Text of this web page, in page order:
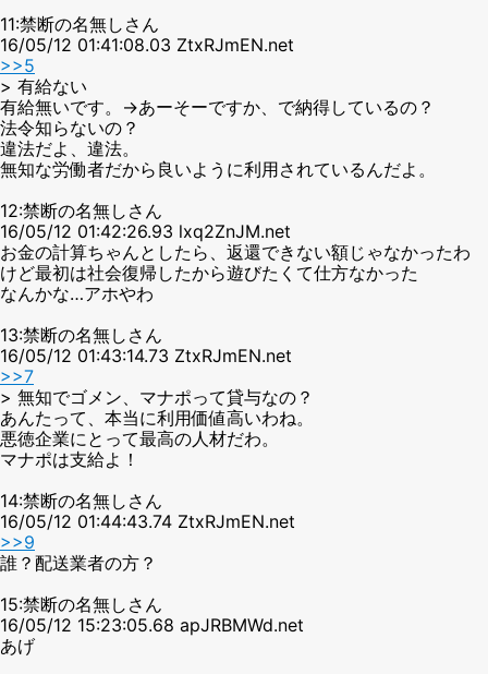
11:禁断の名無しさん
16/05/12 01:41:08.03 ZtxRJmEN.net
>>5
> 有給ない
有給無いです。→あーそーですか、で納得しているの？
法令知らないの？
違法だよ、違法。
無知な労働者だから良いように利用されているんだよ。
12:禁断の名無しさん
16/05/12 01:42:26.93 lxq2ZnJM.net
お金の計算ちゃんとしたら、返還できない額じゃなかったわ
けど最初は社会復帰したから遊びたくて仕方なかった
なんかな…アホやわ
13:禁断の名無しさん
16/05/12 01:43:14.73 ZtxRJmEN.net
>>7
> 無知でゴメン、マナポって貸与なの？
あんたって、本当に利用価値高いわね。
悪徳企業にとって最高の人材だわ。
マナポは支給よ！
14:禁断の名無しさん
16/05/12 01:44:43.74 ZtxRJmEN.net
>>9
誰？配送業者の方？
15:禁断の名無しさん
16/05/12 15:23:05.68 apJRBMWd.net
あげ